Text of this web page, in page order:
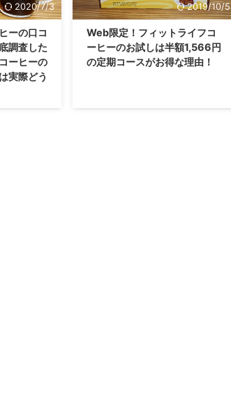
2020/7/3
ーの口コ
調査した
ーヒーの
実際どう
2019/10/5
Web限定！フィットライフコ
ーヒーのお試しは半額1,566円
の定期コースがお得な理由！